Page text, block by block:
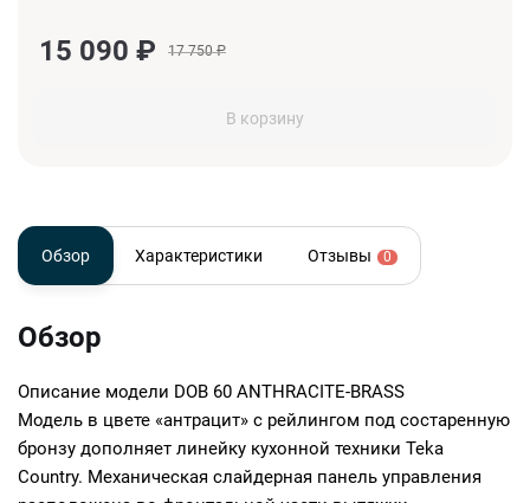
15 090 ₽ 17 750₽
В корзину
Обзор Характеристики Отзывы 0
Обзор
Описание модели DOB 60 ANTHRACITE-BRASS
Модель в цвете «антрацит» с рейлингом под состаренную
бронзу дополняет линейку кухонной техники Teka
Country. Механическая слайдерная панель управления